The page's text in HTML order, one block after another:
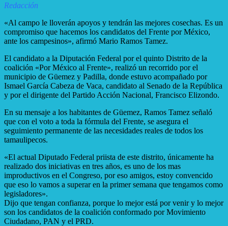
Redacción
«Al campo le lloverán apoyos y tendrán las mejores cosechas. Es un
compromiso que hacemos los candidatos del Frente por México,
ante los campesinos», afirmó Mario Ramos Tamez.
El candidato a la Diputación Federal por el quinto Distrito de la
coalición «Por México al Frente», realizó un recorrido por el
municipio de Güemez y Padilla, donde estuvo acompañado por
Ismael García Cabeza de Vaca, candidato al Senado de la República
y por el dirigente del Partido Acción Nacional, Francisco Elizondo.
En su mensaje a los habitantes de Güemez, Ramos Tamez señaló
que con el voto a toda la fórmula del Frente, se asegura el
seguimiento permanente de las necesidades reales de todos los
tamaulipecos.
«El actual Diputado Federal priista de este distrito, únicamente ha
realizado dos iniciativas en tres años, es uno de los mas
improductivos en el Congreso, por eso amigos, estoy convencido
que eso lo vamos a superar en la primer semana que tengamos como
legisladores».
Dijo que tengan confianza, porque lo mejor está por venir y lo mejor
son los candidatos de la coalición conformado por Movimiento
Ciudadano, PAN y el PRD.